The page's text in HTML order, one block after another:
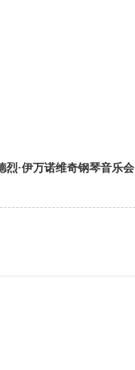
·伊万诺维奇钢琴音乐会